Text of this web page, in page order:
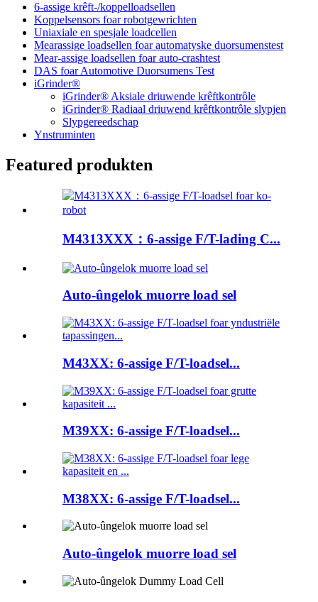
6-assige krêft-/koppelloadsellen
Koppelsensors foar robotgewrichten
Uniaxiale en spesjale loadcellen
Mearassige loadsellen foar automatyske duorsumenstest
Mear-assige loadsellen foar auto-crashtest
DAS foar Automotive Duorsumens Test
iGrinder®
iGrinder® Aksiale driuwende krêftkontrôle
iGrinder® Radiaal driuwend krêftkontrôle slypjen
Slypgereedschap
Ynstruminten
Featured produkten
M4313XXX：6-assige F/T-lading C...
Auto-ûngelok muorre load sel
M43XX: 6-assige F/T-loadsel...
M39XX: 6-assige F/T-loadsel...
M38XX: 6-assige F/T-loadsel...
Auto-ûngelok muorre load sel